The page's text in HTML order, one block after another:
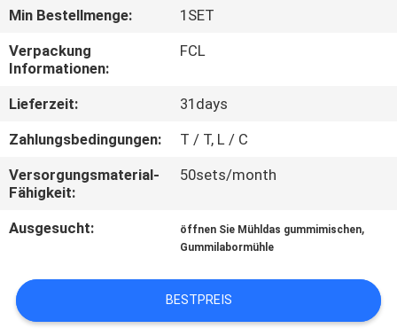
QUALITÄTSKONTROLLE
TRETEN
SIE
MIT
UNS
IN
VERBINDUNG
NACHRICHTEN
Min Bestellmenge:
1SET
Verpackung
Informationen:
FCL
Lieferzeit:
31days
Zahlungsbedingungen:
T / T, L / C
Versorgungsmaterial-
Fähigkeit:
50sets/month
Ausgesucht: öffnen Sie Mühldas gummimischen,
Gummilabormühle
BESTPREIS